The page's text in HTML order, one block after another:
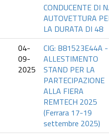
CONDUCENTE DI
AUTOVETTURA
LA DURATA DI 48
04-
09-
2025
CIG: B81523E44A -
ALLESTIMENTO
STAND PER LA
PARTECIPAZIONE
ALLA FIERA
REMTECH 2025
(Ferrara 17-19
settembre 2025)